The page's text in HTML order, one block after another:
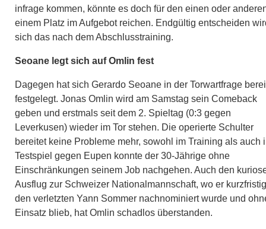
infrage kommen, könnte es doch für den einen oder
einem Platz im Aufgebot reichen. Endgültig entscheiden
sich das nach dem Abschlusstraining.
Seoane legt sich auf Omlin fest
Dagegen hat sich Gerardo Seoane in der Torwartfrage
festgelegt. Jonas Omlin wird am Samstag sein Comeback
geben und erstmals seit dem 2. Spieltag (0:3 gegen
Leverkusen) wieder im Tor stehen. Die operierte Schulter
bereitet keine Probleme mehr, sowohl im Training als auch
Testspiel gegen Eupen konnte der 30-Jährige ohne
Einschränkungen seinem Job nachgehen. Auch den
Ausflug zur Schweizer Nationalmannschaft, wo er
den verletzten Yann Sommer nachnominiert wurde und
Einsatz blieb, hat Omlin schadlos überstanden.